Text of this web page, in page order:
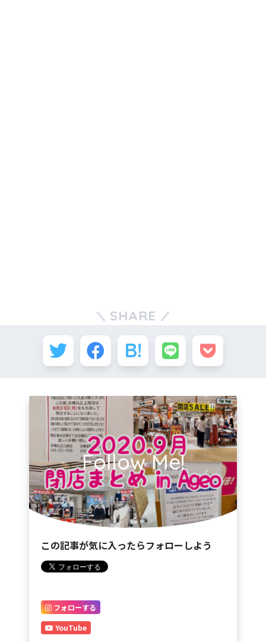
SHARE
Follow Me!
この記事が気に入ったらフォローしよう
フォローする
YouTube